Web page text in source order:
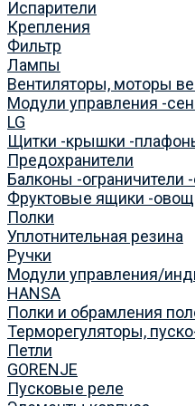
Испарители
Крепления
Фильтр
Лампы
Вентиляторы, моторы
Модули управления -
LG
Щитки -крышки -
Предохранители
Балконы -ограничители
Фруктовые ящики -
Полки
Уплотнительная резина
Ручки
Модули управления/
HANSA
Полки и обрамления
Терморегуляторы,
Петли
GORENJE
Пусковые реле